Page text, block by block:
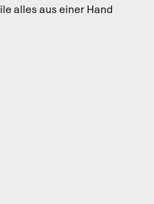
alles aus einer Hand